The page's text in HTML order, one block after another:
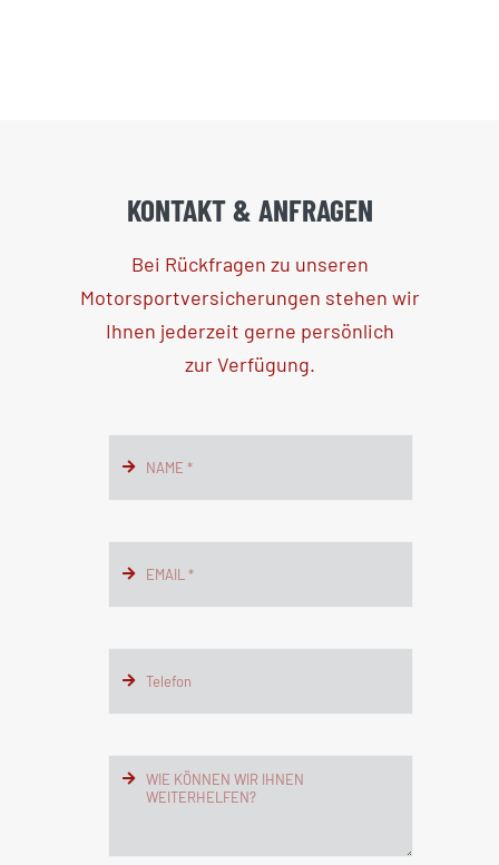
KONTAKT & ANFRAGEN
Bei Rückfragen zu unseren
Motorsportversicherungen stehen wir
Ihnen jederzeit gerne persönlich
zur Verfügung.